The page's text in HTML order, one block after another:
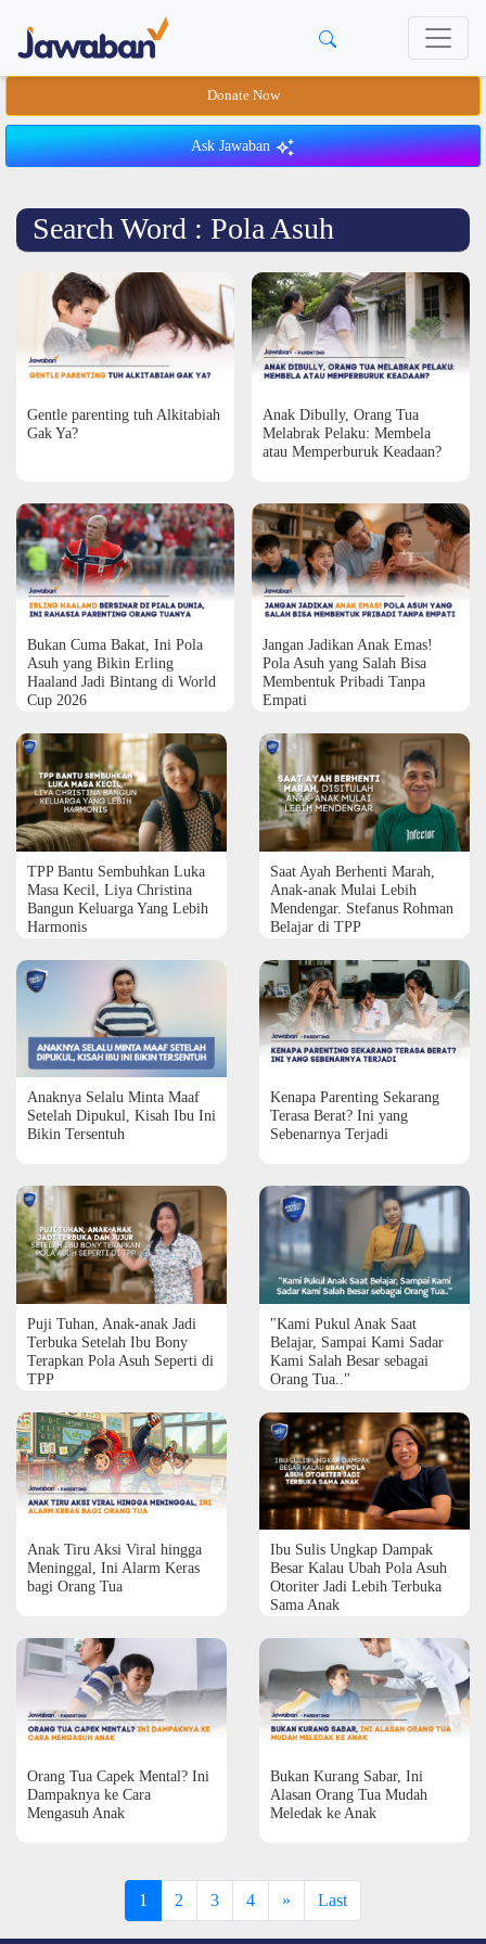
Donate Now
Ask Jawaban
Search Word : Pola Asuh
Gentle parenting tuh Alkitabiah
Gak Ya?
Anak Dibully, Orang Tua
Melabrak Pelaku: Membela
atau Memperburuk Keadaan?
Bukan Cuma Bakat, Ini Pola
Asuh yang Bikin Erling
Haaland Jadi Bintang di World
Cup 2026
Jangan Jadikan Anak Emas!
Pola Asuh yang Salah Bisa
Membentuk Pribadi Tanpa
Empati
TPP Bantu Sembuhkan Luka
Masa Kecil, Liya Christina
Bangun Keluarga Yang Lebih
Harmonis
Saat Ayah Berhenti Marah,
Anak-anak Mulai Lebih
Mendengar. Stefanus Rohman
Belajar di TPP
Anaknya Selalu Minta Maaf
Setelah Dipukul, Kisah Ibu Ini
Bikin Tersentuh
Kenapa Parenting Sekarang
Terasa Berat? Ini yang
Sebenarnya Terjadi
Puji Tuhan, Anak-anak Jadi
Terbuka Setelah Ibu Bony
Terapkan Pola Asuh Seperti di
TPP
"Kami Pukul Anak Saat
Belajar, Sampai Kami Sadar
Kami Salah Besar sebagai
Orang Tua.."
Anak Tiru Aksi Viral hingga
Meninggal, Ini Alarm Keras
bagi Orang Tua
Ibu Sulis Ungkap Dampak
Besar Kalau Ubah Pola Asuh
Otoriter Jadi Lebih Terbuka
Sama Anak
Orang Tua Capek Mental? Ini
Dampaknya ke Cara
Mengasuh Anak
Bukan Kurang Sabar, Ini
Alasan Orang Tua Mudah
Meledak ke Anak
1 2 3 4 » Last